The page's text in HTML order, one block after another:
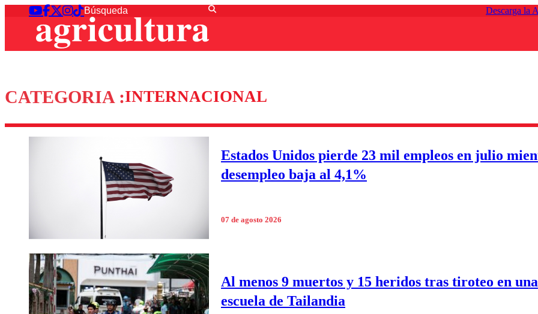
Descarga la
CATEGORIA :INTERNACIONAL
Estados Unidos pierde 23 mil empleos en julio
desempleo baja al 4,1%
07 de agosto 2026
Al menos 9 muertos y 15 heridos tras tiroteo en una
escuela de Tailandia